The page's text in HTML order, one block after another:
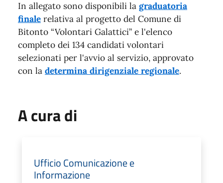
In allegato sono disponibili la graduatoria
finale relativa al progetto del Comune di
Bitonto “Volontari Galattici” e l'elenco
completo dei 134 candidati volontari
selezionati per l'avvio al servizio, approvato
con la determina dirigenziale regionale.
A cura di
Ufficio Comunicazione e
Informazione